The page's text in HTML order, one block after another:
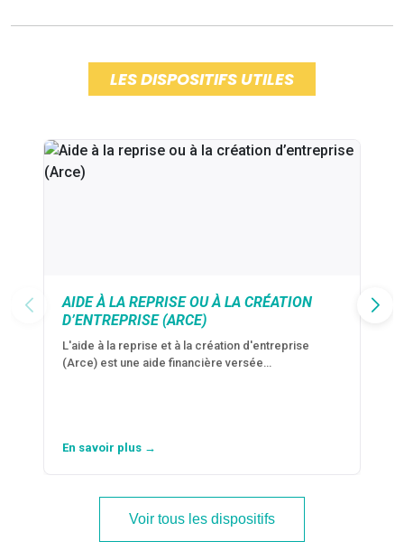
LES DISPOSITIFS UTILES
AIDE À LA REPRISE OU À LA CRÉATION
D’ENTREPRISE (ARCE)
L'aide à la reprise et à la création d'entreprise
(Arce) est une aide financière versée…
En savoir plus →
Voir tous les dispositifs